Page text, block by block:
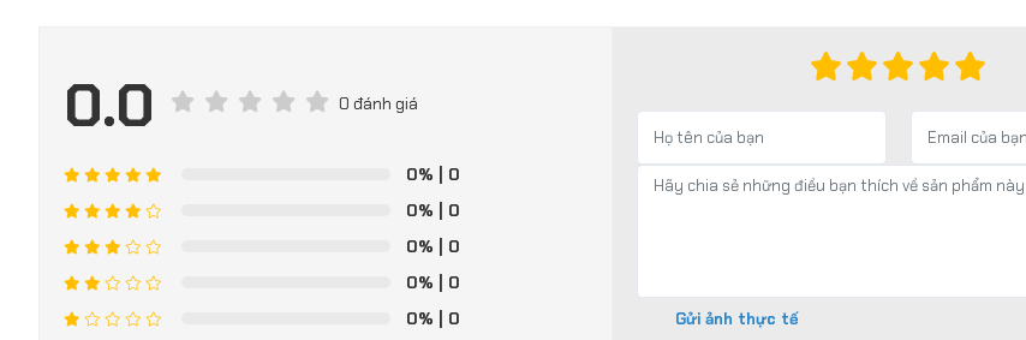
0.0 0 đánh giá
0% | 0
0% | 0
0% | 0
0% | 0
0% | 0 Gửi ảnh thực tế